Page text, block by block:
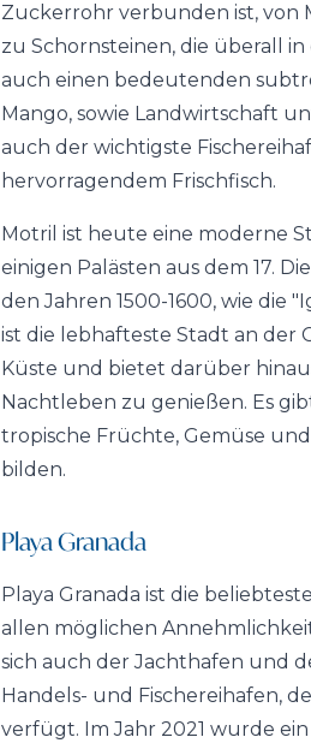
Zuckerrohr verbunden ist, von
zu Schornsteinen, die überall
auch einen bedeutenden
Mango, sowie Landwirtschaft
auch der wichtigste
hervorragendem Frischfisch.
Motril ist heute eine moderne
einigen Palästen aus dem 17.
den Jahren 1500-1600, wie die
ist die lebhafteste Stadt an der
Küste und bietet darüber
Nachtleben zu genießen. Es
tropische Früchte, Gemüse
bilden.
Playa Granada
Playa Granada ist die
allen möglichen
sich auch der Jachthafen und
Handels- und Fischereihafen,
verfügt. Im Jahr 2021 wurde